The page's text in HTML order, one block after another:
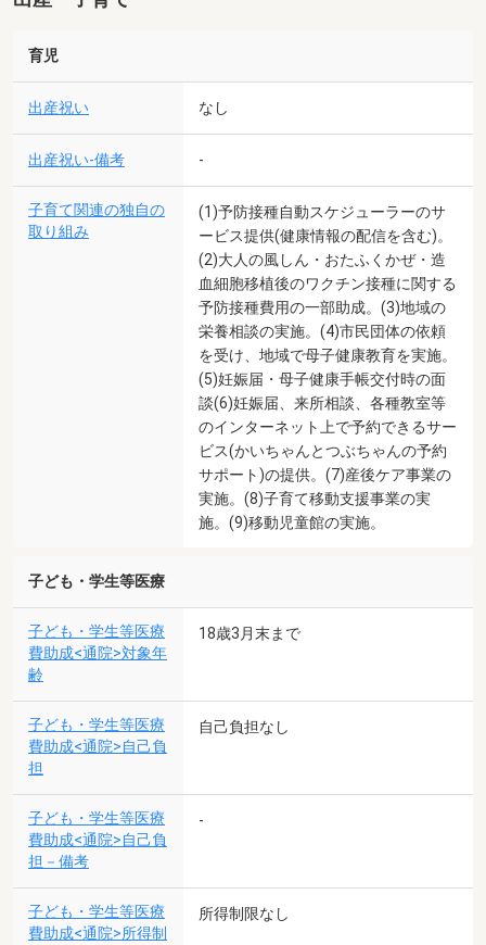
育児
出産祝い なし
出産祝い-備考 -
子育て関連の独自の
取り組み
(1)予防接種自動スケジューラーのサ
ービス提供(健康情報の配信を含む)。
(2)大人の風しん・おたふくかぜ・造
血細胞移植後のワクチン接種に関する
予防接種費用の一部助成。(3)地域の
栄養相談の実施。(4)市民団体の依頼
を受け、地域で母子健康教育を実施。
(5)妊娠届・母子健康手帳交付時の面
談(6)妊娠届、来所相談、各種教室等
のインターネット上で予約できるサー
ビス(かいちゃんとつぶちゃんの予約
サポート)の提供。(7)産後ケア事業の
実施。(8)子育て移動支援事業の実
施。(9)移動児童館の実施。
子ども・学生等医療
子ども・学生等医療
費助成<通院>対象年
齢
18歳3月末まで
子ども・学生等医療
費助成<通院>自己負
担
自己負担なし
子ども・学生等医療
費助成<通院>自己負
担－備考
-
子ども・学生等医療
費助成<通院>所得制
所得制限なし